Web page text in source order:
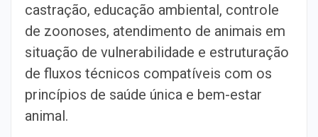
castração, educação ambiental, controle
de zoonoses, atendimento de animais em
situação de vulnerabilidade e estruturação
de fluxos técnicos compatíveis com os
princípios de saúde única e bem-estar
animal.